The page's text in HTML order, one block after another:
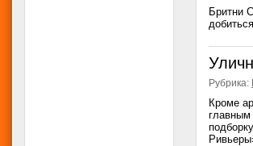
Бритни
Рубрика:
Кроме